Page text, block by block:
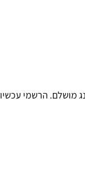
מושלם. הרשמי עכשיו